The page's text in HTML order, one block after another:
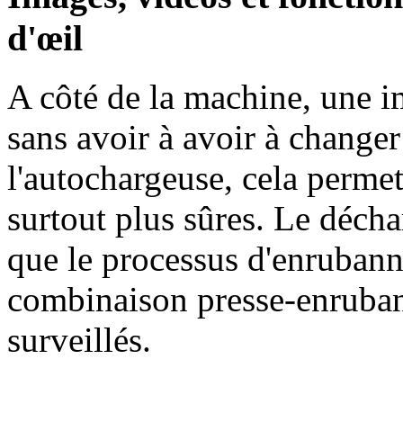
d'œil
A côté de la machine, une
sans avoir à avoir à
l'autochargeuse, cela
surtout plus sûres. Le
que le processus
combinaison presse-
surveillés.